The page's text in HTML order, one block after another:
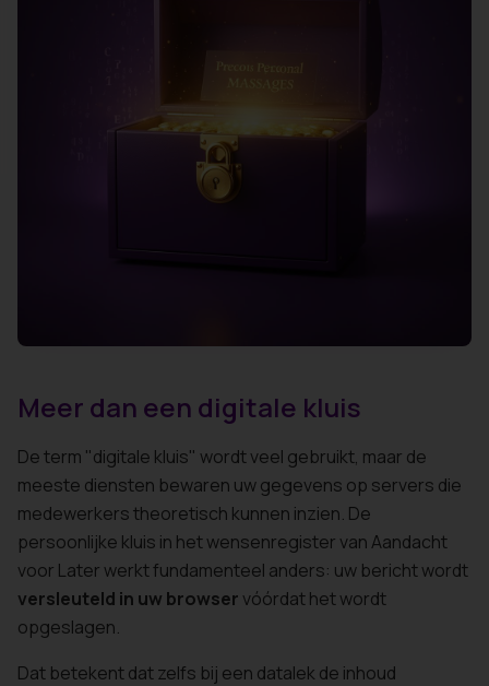
Meer dan een digitale kluis
De term "digitale kluis" wordt veel gebruikt, maar de
meeste diensten bewaren uw gegevens op servers die
medewerkers theoretisch kunnen inzien. De
persoonlijke kluis in het wensenregister van Aandacht
voor Later werkt fundamenteel anders: uw bericht wordt
versleuteld in uw browser vóórdat het wordt
opgeslagen.
Dat betekent dat zelfs bij een datalek de inhoud